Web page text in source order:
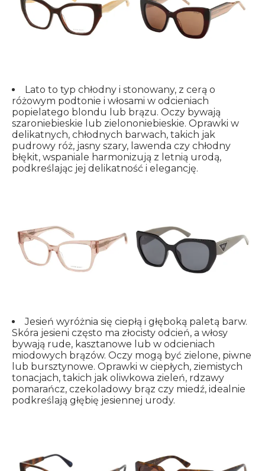
Lato to typ chłodny i stonowany, z cerą o
różowym podtonie i włosami w odcieniach
popielatego blondu lub brązu. Oczy bywają
szaroniebieskie lub zielononiebieskie. Oprawki w
delikatnych, chłodnych barwach, takich jak
pudrowy róż, jasny szary, lawenda czy chłodny
błękit, wspaniale harmonizują z letnią urodą,
podkreślając jej delikatność i elegancję.
Jesień wyróżnia się ciepłą i głęboką paletą barw.
Skóra jesieni często ma złocisty odcień, a włosy
bywają rude, kasztanowe lub w odcieniach
miodowych brązów. Oczy mogą być zielone, piwne
lub bursztynowe. Oprawki w ciepłych, ziemistych
tonacjach, takich jak oliwkowa zieleń, rdzawy
pomarańcz, czekoladowy brąz czy miedź, idealnie
podkreślają głębię jesiennej urody.